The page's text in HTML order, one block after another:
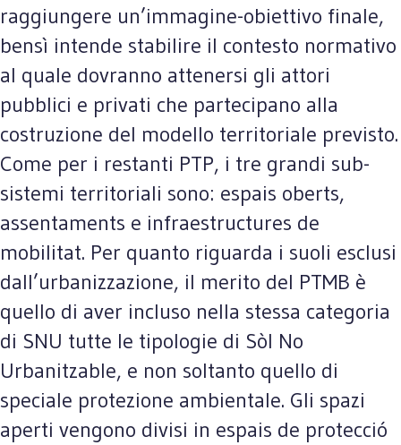
raggiungere un’immagine-obiettivo finale,
bensì intende stabilire il contesto normativo
al quale dovranno attenersi gli attori
pubblici e privati che partecipano alla
costruzione del modello territoriale previsto.
Come per i restanti PTP, i tre grandi sub-
sistemi territoriali sono: espais oberts,
assentaments e infraestructures de
mobilitat. Per quanto riguarda i suoli esclusi
dall’urbanizzazione, il merito del PTMB è
quello di aver incluso nella stessa categoria
di SNU tutte le tipologie di Sòl No
Urbanitzable, e non soltanto quello di
speciale protezione ambientale. Gli spazi
aperti vengono divisi in espais de protecció